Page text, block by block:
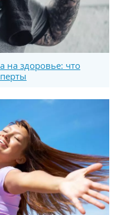
на здоровье: что